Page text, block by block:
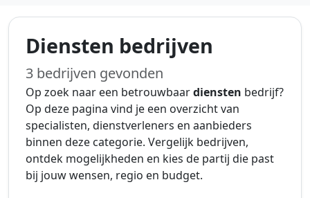
Diensten bedrijven
3 bedrijven gevonden
Op zoek naar een betrouwbaardiensten bedrijf?
Op deze pagina vind je een overzicht van
specialisten, dienstverleners en aanbieders
binnen deze categorie. Vergelijk bedrijven,
ontdek mogelijkheden en kies de partij die past
bij jouw wensen, regio en budget.